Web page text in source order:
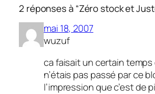
2 réponses à “Zéro stock et
mai 18, 2007
wuzuf
ca faisait un certain temps
n’étais pas passé par ce
l’impression que c’est de